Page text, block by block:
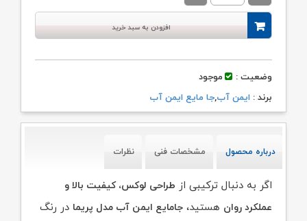
اصلی:
۱,۷۰۰,۰۰۰ تومان
افزودن به سبد خرید
وضعیت :
موجود
برند : ایمن آب,جا مایع ایمن آب
درباره محصول مشخصات فنی نظرات
اگر به دنبال ترکیبی از طراحی لوکس، کیفیت بالا و
عملکرد روان هستید، جامایع ایمن آب مدل پریما در رنگ